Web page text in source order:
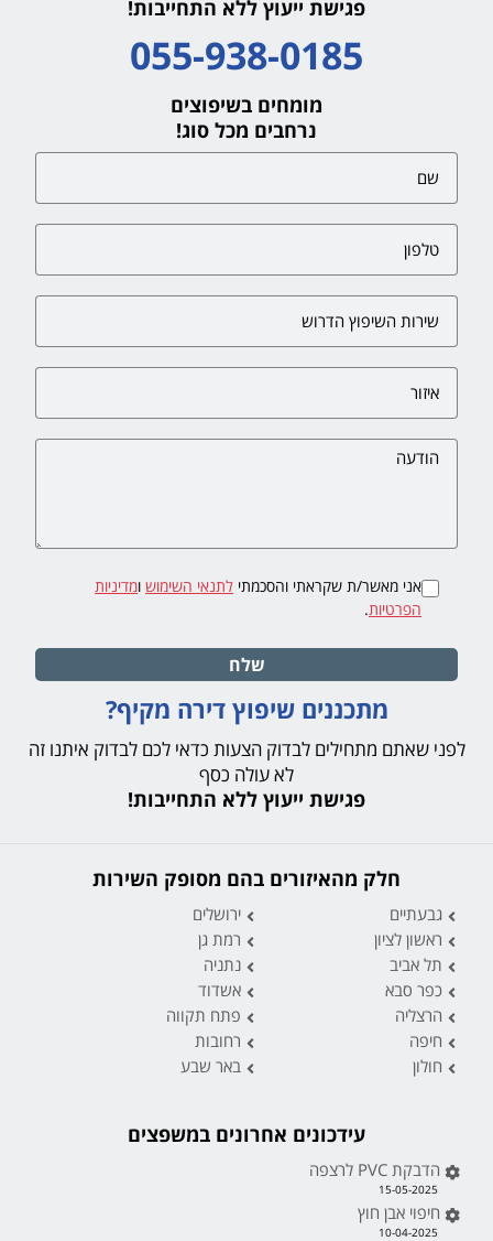
פגישת ייעוץ ללא התחייבות!
055-938-0185
מומחים בשיפוצים
נרחבים מכל סוג!
אני מאשר/ת שקראתי והסכמתי לתנאי השימוש ומדיניות
הפרטיות.
שלח
מתכננים שיפוץ דירה מקיף?
לפני שאתם מתחילים לבדוק הצעות כדאי לכם לבדוק איתנו זה
לא עולה כסף
פגישת ייעוץ ללא התחייבות!
חלק מהאיזורים בהם מסופק השירות
גבעתיים
ירושלים
ראשון לציון
רמת גן
תל אביב
נתניה
כפר סבא
אשדוד
הרצליה
פתח תקווה
חיפה
רחובות
חולון
באר שבע
עידכונים אחרונים במשפצים
הדבקת PVC לרצפה
15-05-2025
חיפוי אבן חוץ
10-04-2025